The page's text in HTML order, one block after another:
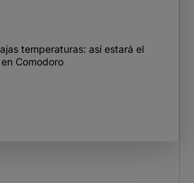
temperaturas: así estará el
Comodoro